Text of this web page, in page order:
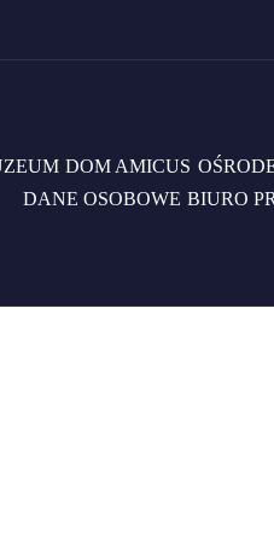
DOM AMICUS
DANE OSOBOWE BIURO